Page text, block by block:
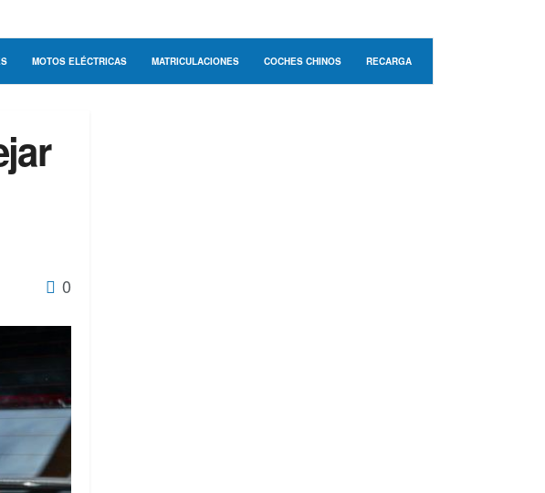
MOTOS ELÉCTRICAS MATRICULACIONES COCHES CHINOS RECARGA
0